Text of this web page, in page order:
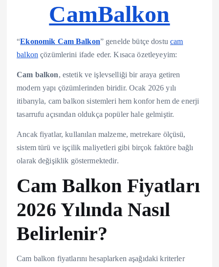
CamBalkon
“Ekonomik Cam Balkon” genelde bütçe dostucam
balkon çözümlerini ifade eder. Kısaca özetleyeyim:
Cam balkon, estetik ve işlevselliği bir araya getiren
modern yapı çözümlerinden biridir. Ocak 2026 yılı
itibarıyla, cam balkon sistemleri hem konfor hem de enerji
tasarrufu açısından oldukça popüler hale gelmiştir.
Ancak fiyatlar, kullanılan malzeme, metrekare ölçüsü,
sistem türü ve işçilik maliyetleri gibi birçok faktöre bağlı
olarak değişiklik göstermektedir.
Cam Balkon Fiyatları
2026 Yılında Nasıl
Belirlenir?
Cam balkon fiyatlarını hesaplarken aşağıdaki kriterler